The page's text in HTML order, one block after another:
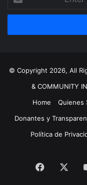
your
Email
© Copyright 2026, All
& COMMUNITY
Home
Quienes
Donantes y
Política de
Facebook